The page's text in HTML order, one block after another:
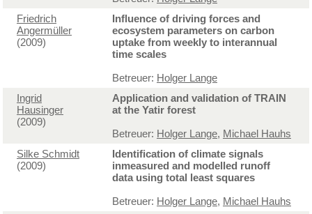
Friedrich
Angermüller
(2009)
Influence of driving forces and
ecosystem parameters on carbon
uptake from weekly to interannual
time scales
Betreuer: Holger Lange
Ingrid
Hausinger
(2009)
Application and validation of TRAIN
at the Yatir forest
Betreuer: Holger Lange, Michael Hauhs
Silke Schmidt
(2009)
Identification of climate signals
inmeasured and modelled runoff
data using total least squares
Betreuer: Holger Lange, Michael Hauhs